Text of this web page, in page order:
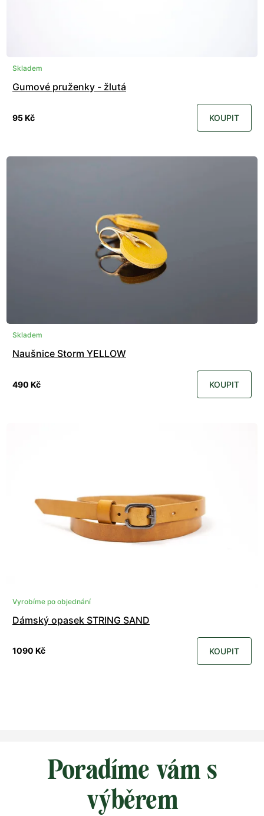
Skladem
Gumové pruženky - žlutá
95 Kč KOUPIT
Skladem
Naušnice Storm YELLOW
490 Kč KOUPIT
Vyrobíme po objednání
Dámský opasek STRING SAND
1090 Kč KOUPIT
Poradíme vám s
výběrem